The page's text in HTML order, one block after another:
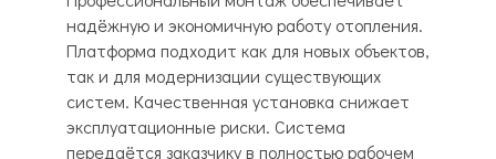
надёжную и экономичную работу отопления.
Платформа подходит как для новых объектов,
так и для модернизации существующих
систем. Качественная установка снижает
эксплуатационные риски. Система
передаётся заказчику в полностью рабочем